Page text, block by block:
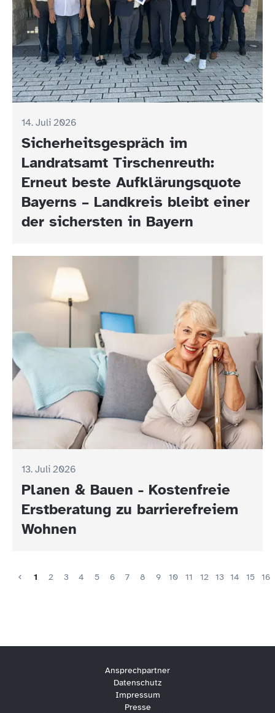
14. Juli 2026
Sicherheitsgespräch im
Landratsamt Tirschenreuth:
Erneut beste Aufklärungsquote
Bayerns – Landkreis bleibt einer
der sichersten in Bayern
13. Juli 2026
Planen & Bauen - Kostenfreie
Erstberatung zu barrierefreiem
Wohnen
1 2 3 4 5 6 7 8 9 10 11 12 13 14 15 16
Ansprechpartner
Datenschutz
Impressum
Presse